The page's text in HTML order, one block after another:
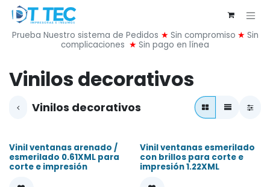
Ir al contenido
Prueba Nuestro sistema de Pedidos ★ Sin compromiso ★ Sin
complicaciones ★ Sin pago en línea
Vinilos decorativos
Vinilos decorativos
¡Nuevo!
Vinil ventanas arenado /
esmerilado 0.61XML para
corte e impresión
¡Nuevo!
Vinil ventanas esmerilado
con brillos para corte e
impresión 1.22XML